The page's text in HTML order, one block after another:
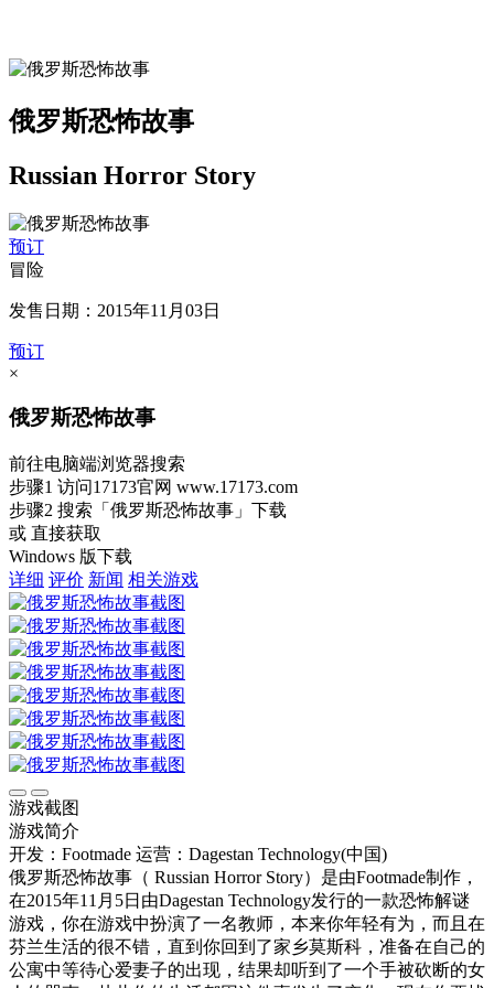
俄罗斯恐怖故事
Russian Horror Story
预订
冒险
发售日期：2015年11月03日
预订
×
俄罗斯恐怖故事
前往电脑端浏览器搜索
步骤1 访问17173官网 www.17173.com
步骤2 搜索 「俄罗斯恐怖故事」 下载
或 直接获取
Windows 版下载
详细 评价 新闻 相关游戏
游戏截图
游戏简介
开发：Footmade 运营：Dagestan Technology(中国)
俄罗斯恐怖故事（ Russian Horror Story）是由Footmade制作，
在2015年11月5日由Dagestan Technology发行的一款恐怖解谜
游戏，你在游戏中扮演了一名教师，本来你年轻有为，而且在
芬兰生活的很不错，直到你回到了家乡莫斯科，准备在自己的
公寓中等待心爱妻子的出现，结果却听到了一个手被砍断的女